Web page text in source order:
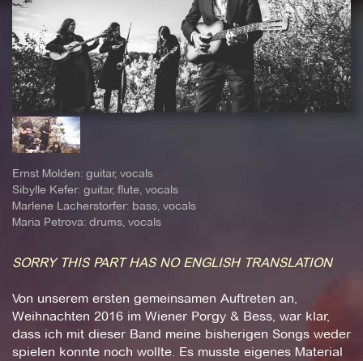
Ernst Molden: guitar, vocals
Sibylle Kefer: guitar, flute, vocals
Marlene Lacherstorfer: bass, vocals
Maria Petrova: drums, vocals
SORRY THIS PART HAS NO ENGLISH TRANSLATION
Von unserem ersten gemeinsamen Auftreten an,
Weihnachten 2016 im Wiener Porgy & Bess, war klar,
dass ich mit dieser Band meine bisherigen Songs weder
spielen konnte noch wollte. Es musste eigenes Material